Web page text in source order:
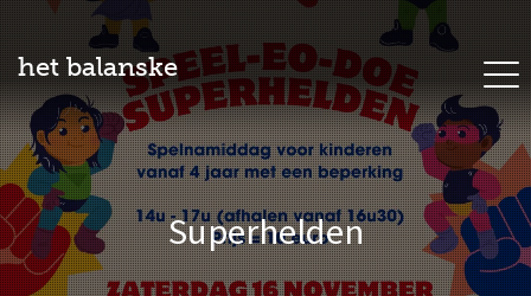
het balanske
Superhelden